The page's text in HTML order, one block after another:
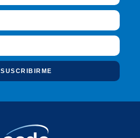
SUSCRIBIRME